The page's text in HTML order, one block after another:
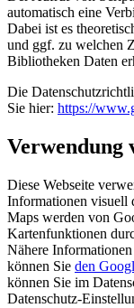
automatisch eine
Dabei ist es
und ggf. zu welchen
Bibliotheken Daten
Die
Sie hier: https://
Verwendung
Diese Webseite
Informationen visuell
Maps werden von
Kartenfunktionen
Nähere
können Sie den
können Sie im
Datenschutz-